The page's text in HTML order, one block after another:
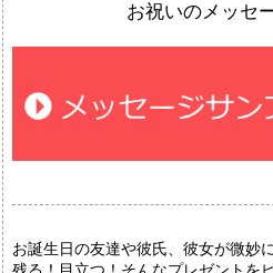
お祝いのメッセ
お誕生日の友達や彼氏、彼女が微妙
残る！目立つ！そんなプレゼントを